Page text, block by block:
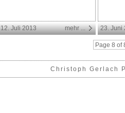
12. Juli 2013 mehr ... 23. Juni
Page 8 of
Christoph Gerlach